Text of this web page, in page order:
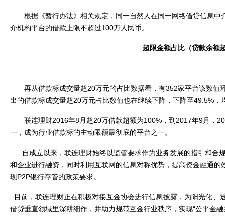
根据《暂行办法》相关规定，同一自然人在同一网络借贷信息中
介机构平台的借款上限不超过100万人民币。
超限金额占比（贷款余额
再从借款标成交量超20万元的占比数据看，有352家平台该数值
出的借款标成交量超20万元占比数值也在继续下降，下降至49.5%，
联连理财2016年8月超20万借款超额为100%，到 2017年9月， 20
一，成为行业借款标的主动限额最彻底的平台之一。
自成立以来，联连理财始终以监管要求作为业务发展的指引和
和企业进行融资，同时利用互联网的信息对称优势，提高资金融通
现P2P银行存管的政策要求。
目前，联连理财正在积极对接互金协会进行信息披露，为阳光化
借贷垂直领域里深耕细作，并助力规范互金行业秩序，实现“公平金